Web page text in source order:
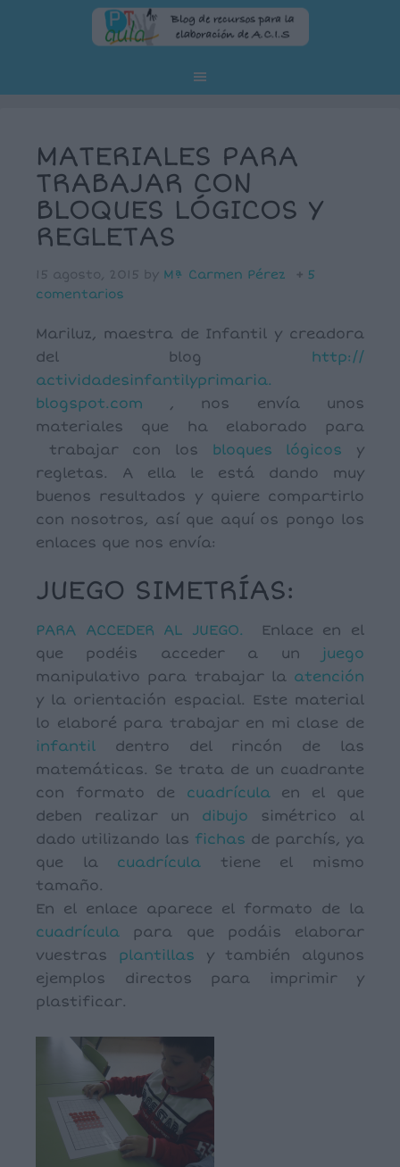
MATERIALES PARA
TRABAJAR CON
BLOQUES LÓGICOS Y
REGLETAS
15 agosto, 2015 by Mª Carmen Pérez
5
comentarios
Mariluz, maestra de Infantil y creadora
del blog http://
actividadesinfantilyprimaria.
blogspot.com , nos envía unos
materiales que ha elaborado para
trabajar con los bloques lógicos y
regletas. A ella le está dando muy
buenos resultados y quiere compartirlo
con nosotros, así que aquí os pongo los
enlaces que nos envía:
JUEGO SIMETRÍAS:
PARA ACCEDER AL JUEGO.
Enlace en el
que podéis acceder a un juego
manipulativo para trabajar la atención
y la orientación espacial. Este material
lo elaboré para trabajar en mi clase de
infantil dentro del rincón de las
matemáticas. Se trata de un cuadrante
con formato de cuadrículaen el que
deben realizar un dibujo simétrico al
dado utilizando las fichas de parchís, ya
que la cuadrícula tiene el mismo
tamaño.
En el enlace aparece el formato de la
cuadrícula para que podáis elaborar
vuestras plantillas y también algunos
ejemplos directos para imprimir y
plastificar.